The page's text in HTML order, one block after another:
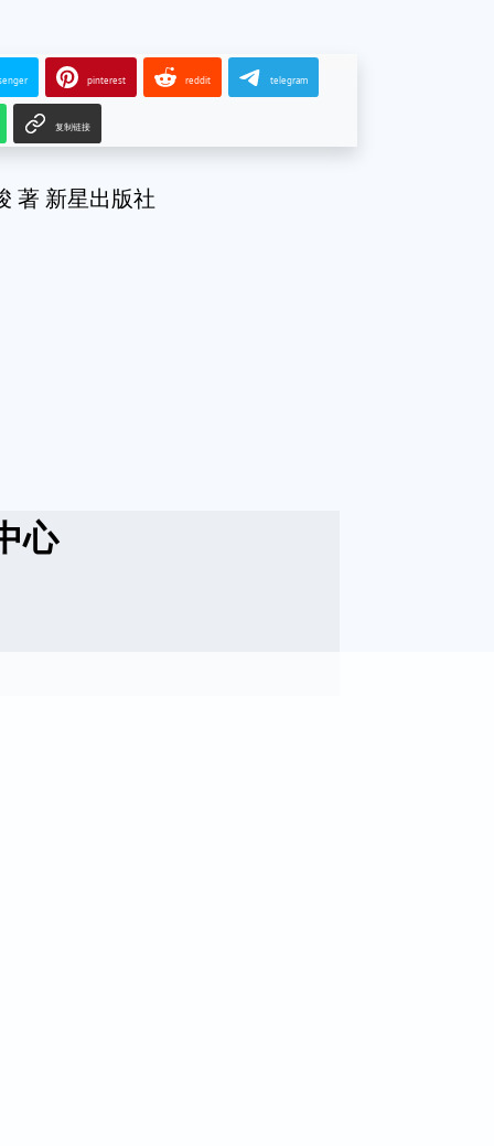
pinterest reddit telegram
复制链接
著 新星出版社
心